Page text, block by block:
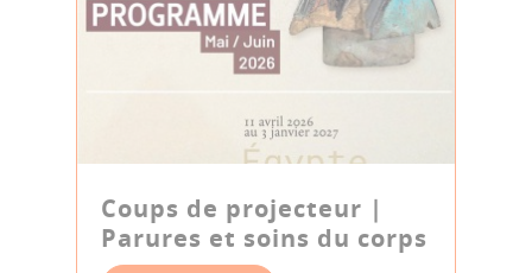
Coups de projecteur |
Parures et soins du corps